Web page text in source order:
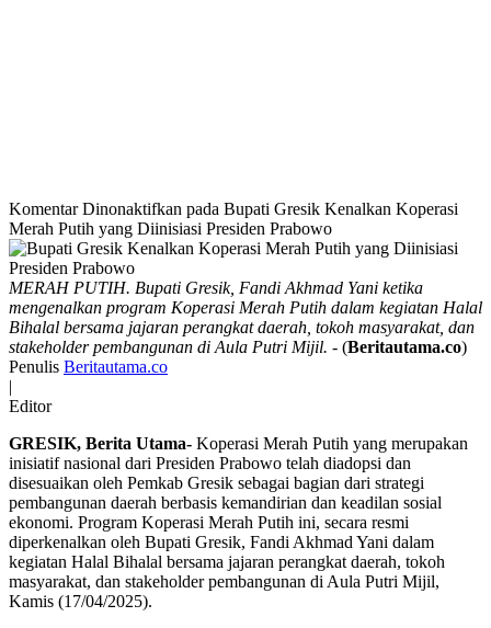
Komentar Dinonaktifkan pada Bupati Gresik Kenalkan Koperasi
Merah Putih yang Diinisiasi Presiden Prabowo
MERAH PUTIH. Bupati Gresik, Fandi Akhmad Yani ketika
mengenalkan program Koperasi Merah Putih dalam kegiatan Halal
Bihalal bersama jajaran perangkat daerah, tokoh masyarakat, dan
stakeholder pembangunan di Aula Putri Mijil. - (Beritautama.co)
Penulis Beritautama.co
|
Editor
GRESIK, Berita Utama- Koperasi Merah Putih yang merupakan
inisiatif nasional dari Presiden Prabowo telah diadopsi dan
disesuaikan oleh Pemkab Gresik sebagai bagian dari strategi
pembangunan daerah berbasis kemandirian dan keadilan sosial
ekonomi. Program Koperasi Merah Putih ini, secara resmi
diperkenalkan oleh Bupati Gresik, Fandi Akhmad Yani dalam
kegiatan Halal Bihalal bersama jajaran perangkat daerah, tokoh
masyarakat, dan stakeholder pembangunan di Aula Putri Mijil,
Kamis (17/04/2025).